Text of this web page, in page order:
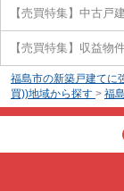
【売買特集】中古戸
【売買特集】収益物
福島市の新築戸建てに
買))地域から探す > 福